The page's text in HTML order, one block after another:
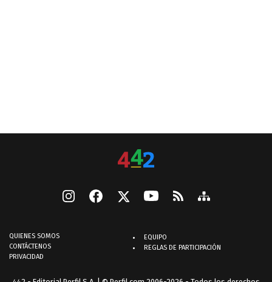
QUIENES SOMOS
CONTÁCTENOS
PRIVACIDAD
EQUIPO
REGLAS DE PARTICIPACIÓN